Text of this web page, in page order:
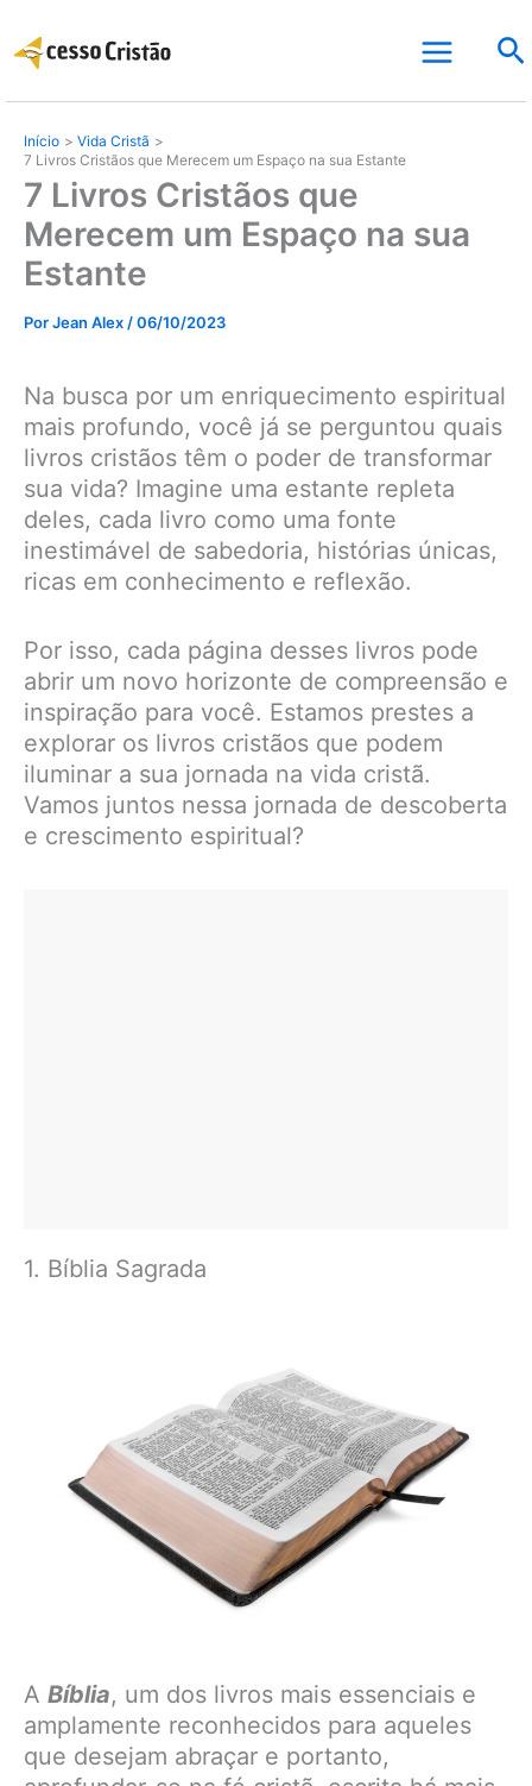
para
conteúdo
Início
Vida Cristã
7 Livros Cristãos que Merecem um Espaço na sua Estante
7 Livros Cristãos que
Merecem um Espaço na sua
Estante
PorJean Alex /06/10/2023
Na busca por um enriquecimento espiritual
mais profundo, você já se perguntou quais
livros cristãos têm o poder de transformar
sua vida? Imagine uma estante repleta
deles, cada livro como uma fonte
inestimável de sabedoria, histórias únicas,
ricas em conhecimento e reflexão.
Por isso, cada página desses livros pode
abrir um novo horizonte de compreensão e
inspiração para você. Estamos prestes a
explorar os livros cristãos que podem
iluminar a sua jornada na vida cristã.
Vamos juntos nessa jornada de descoberta
e crescimento espiritual?
1. Bíblia Sagrada
A Bíblia, um dos livros mais essenciais e
amplamente reconhecidos para aqueles
que desejam abraçar e portanto,